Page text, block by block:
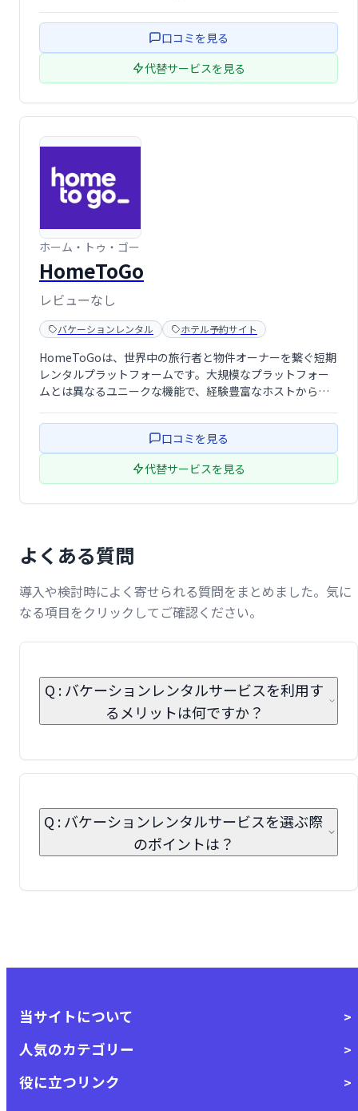
すめです。安心して理想の滞在先を見つけ、思い出に残る
口コミを見る
代替サービスを見る
ホーム・トゥ・ゴー
HomeToGo
レビューなし
バケーションレンタル ホテル予約サイト
HomeToGoは、世界中の旅行者と物件オーナーを繋ぐ短期
レンタルプラットフォームです。大規模なプラットフォー
ムとは異なるユニークな機能で、経験豊富なホストから新
ルし、短期レンタル市場での成功をサポートします。他の
プラットフォームにはない独自のメリ …
口コミを見る
代替サービスを見る
よくある質問
導入や検討時によく寄せられる質問をまとめました。気に
なる項目をクリックしてご確認ください。
Q : バケーションレンタルサービスを利用す
るメリットは何ですか？
Q : バケーションレンタルサービスを選ぶ際
のポイントは？
当サイトについて
人気のカテゴリー
役に立つリンク